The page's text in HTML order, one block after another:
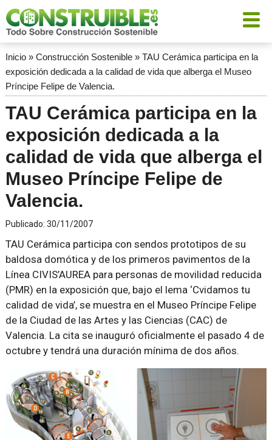
Inicio» Construcción Sostenible» TAU Cerámica participa en la
exposición dedicada a la calidad de vida que alberga el Museo
Príncipe Felipe de Valencia.
TAU Cerámica participa en la
exposición dedicada a la
calidad de vida que alberga el
Museo Príncipe Felipe de
Valencia.
Publicado: 30/11/2007
TAU Cerámica participa con sendos prototipos de su
baldosa domótica y de los primeros pavimentos de la
Línea CIVIS’AUREA para personas de movilidad reducida
(PMR) en la exposición que, bajo el lema ‘Cvidamos tu
calidad de vida’, se muestra en el Museo Príncipe Felipe
de la Ciudad de las Artes y las Cien­cias (CAC) de
Valencia. La cita se inauguró oficialmente el pasado 4 de
octubre y tendrá una duración mínima de dos años.